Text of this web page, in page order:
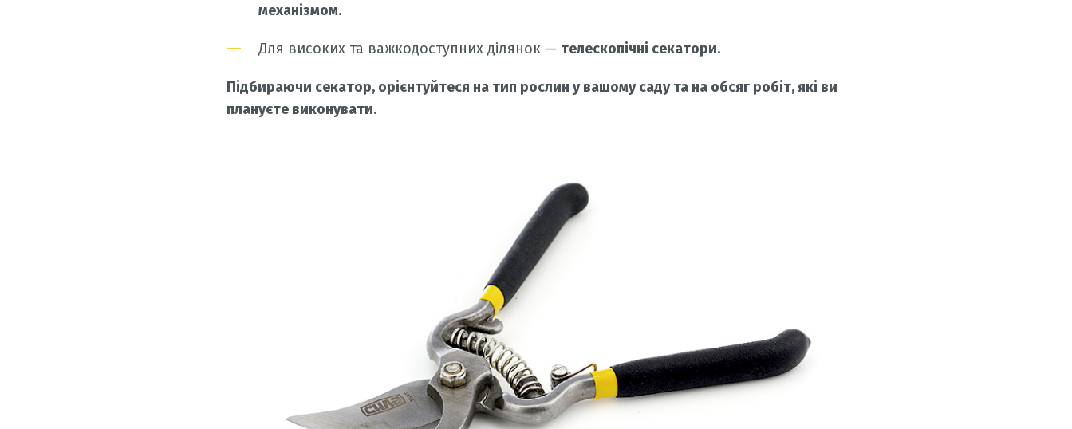
механізмом.
Для високих та важкодоступних ділянок — телескопічні секатори.
Підбираючи секатор, орієнтуйтеся на тип рослин у вашому саду та на обсяг робіт, які ви
плануєте виконувати.